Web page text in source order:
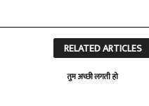
RELATED ARTICLES
तुम अच्छी लगती हो